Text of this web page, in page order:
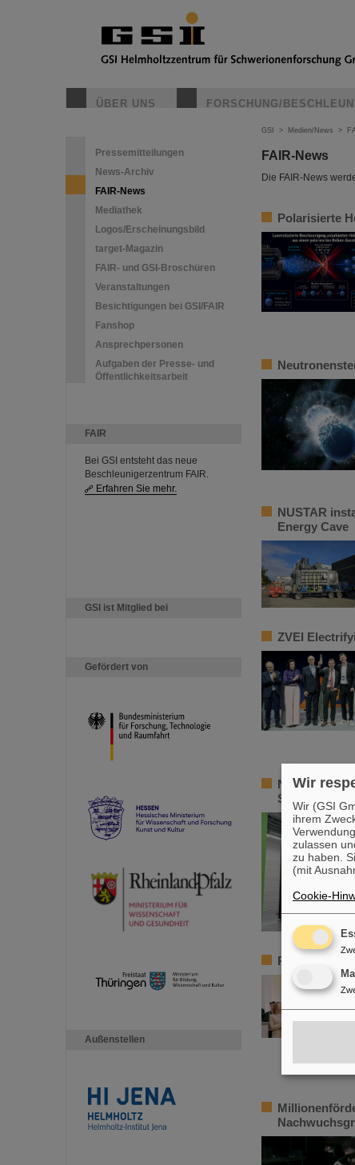
ÜBER UNS FORSCHUNG/
Pressemitteilungen
News-Archiv
FAIR-News
Mediathek
Logos/Erscheinungsbild
target-Magazin
FAIR- und GSI-Broschüren
Veranstaltungen
Besichtigungen bei GSI/FAIR
Fanshop
Ansprechpersonen
Aufgaben der Presse- und
Öffentlichkeitsarbeit
FAIR
Bei GSI entsteht das neue
Beschleunigerzentrum FAIR.
Erfahren Sie mehr.
GSI ist Mitglied bei
Gefördert von
Außenstellen
GSI > Medien/News >
FAIR-News
Die FAIR-News
Polarisierte
NUSTAR
Energy Cave
ZVEI
Nominiert für
Souveränität
Paolo
Wir
Wir (GSI
ihrem
zulassen
zu haben.
(mit
Cookie-